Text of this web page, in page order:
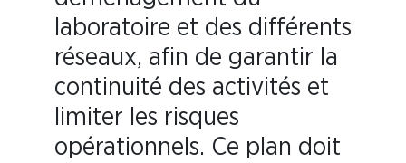
laboratoire et des différents
réseaux, afin de garantir la
continuité des activités et
limiter les risques
opérationnels. Ce plan doit